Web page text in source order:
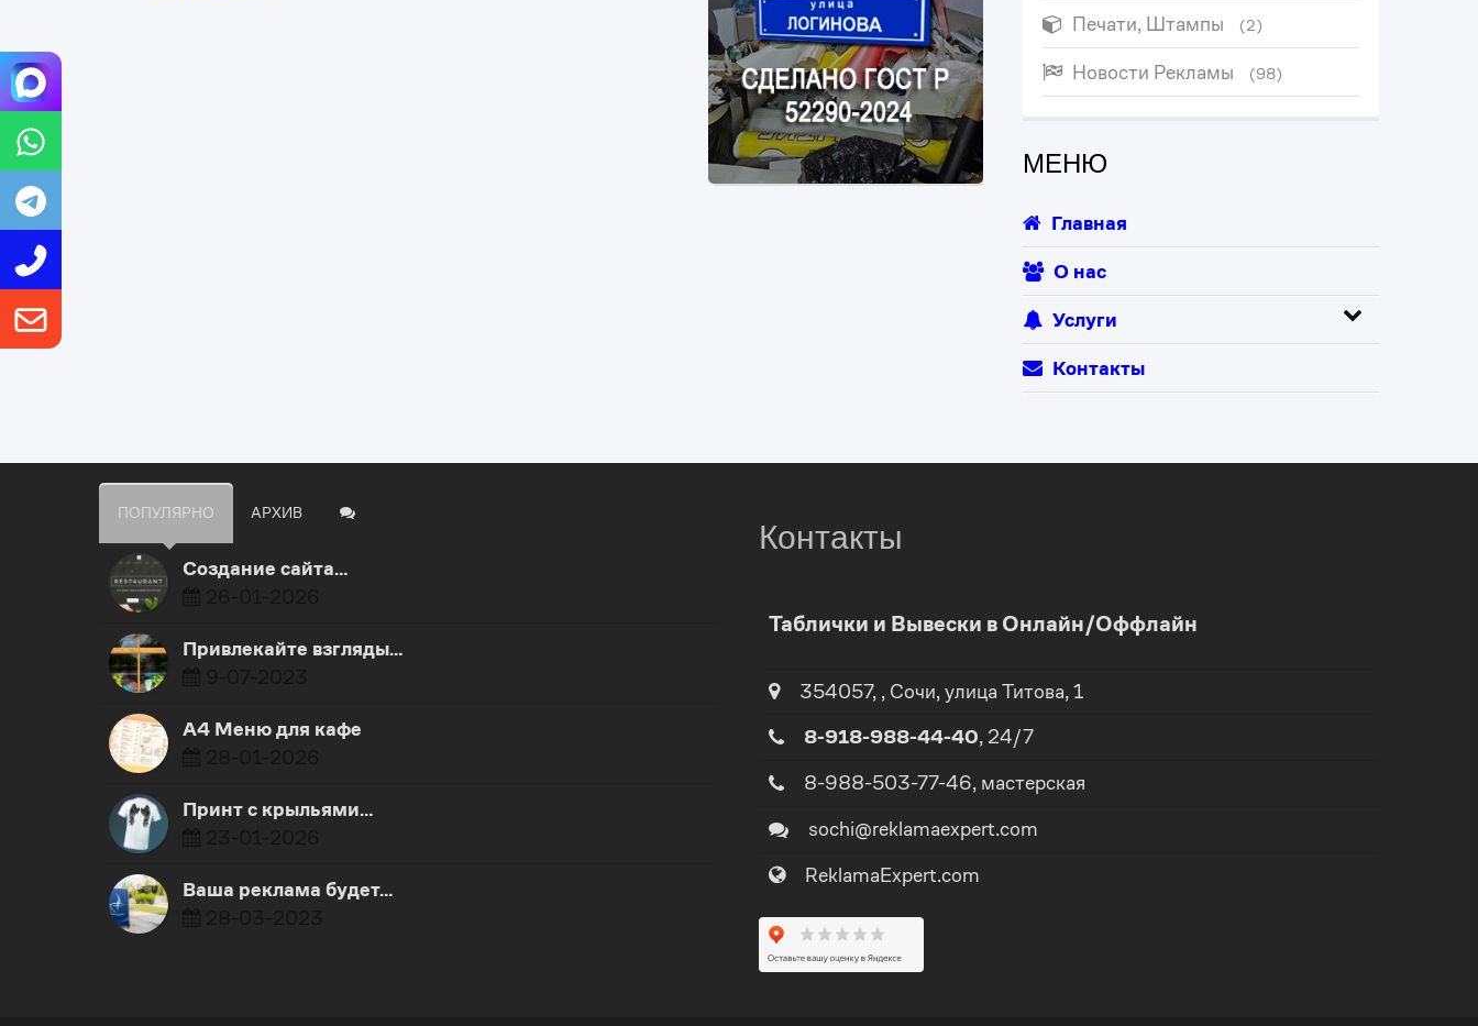
Печати, Штампы (2)
Новости Рекламы (98)
МЕНЮ
Главная
О нас
Услуги
Контакты
ПОПУЛЯРНО АРХИВ
Создание сайта…
Привлекайте взгляды…
А4 Меню для кафе
Принт с крыльями…
Ваша реклама будет…
Контакты
Таблички и Вывески в Онлайн/Оффлайн
354057, , Сочи, улица Титова, 1
8-918-988-44-40, 24/7
8-988-503-77-46, мастерская
sochi@reklamaexpert.com
ReklamaExpert.com
6
0
1
2
4